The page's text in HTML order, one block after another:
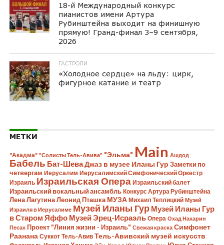
18-й Международный конкурс
пианистов имени Артура
Рубинштейна выходит на финишную
прямую! Гранд-финал 3–9 сентября,
2026
ГАСТРОЛИ
«Холодное сердце» на льду: цирк,
фигурное катание и театр
МЕТКИ
"Акадма" "Солисты Тель-Авива" "Эльма" Main Ашдод
Бабель Бат-ШеваДжаз в музее Иланы Гур Заметки по
четвергам Иерусалим Иерусалимский Симфонический Оркестр
Израиль Израильская Опера Израильский балет
Израильский вокальный ансамбль Конкурс Артура Рубинштейна
Лена Лагутина Леонид Пташка МУЗА Михаил Теплицкий Музей
Израиля в Иерусалиме Музей Иланы Гур Музей Иланы Гур
в Старом Яффо Музей Эрец-Исраэль Опера Охад Нахарин
Песах Проект "Линия жизни - Израиль" Свежая краска Симфонет
Раанана Суккот Тель-Авив Тель-Авивский музей искусств